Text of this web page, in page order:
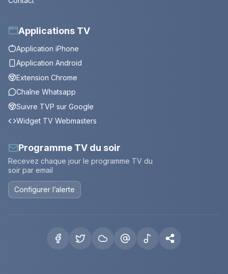
Applications TV
Application iPhone
Application Android
Extension Chrome
Chaîne Whatsapp
Suivre TVP sur Google
Widget TV Webmasters
Programme TV du soir
Recevez chaque jour le programme TV du
soir par email
Configurer l’alerte